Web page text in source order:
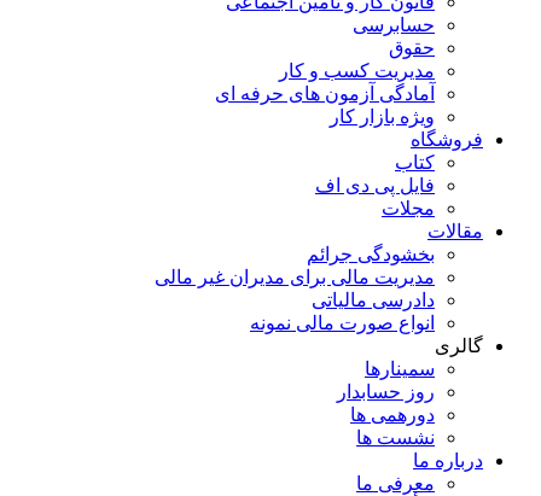
حسابرسی
حقوق
مدیریت کسب و کار
آمادگی آزمون های حرفه ای
ویژه بازار کار
فروشگاه
کتاب
فایل پی دی اف
مجلات
مقالات
بخشودگی جرائم
مدیریت مالی برای مدیران غیر مالی
دادرسی مالیاتی
انواع صورت مالی نمونه
گالری
سمینارها
روز حسابدار
دورهمی ها
نشست ها
درباره ما
معرفی ما